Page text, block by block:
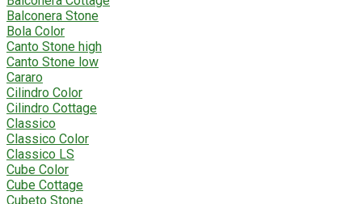
Balconera Stone
Bola Color
Canto Stone high
Canto Stone low
Cararo
Cilindro Color
Cilindro Cottage
Classico
Classico Color
Classico LS
Cube Color
Cube Cottage
Cubeto Stone